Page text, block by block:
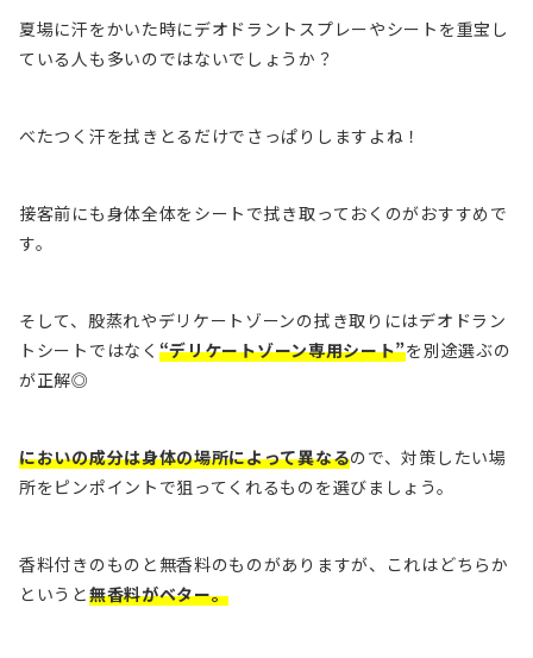
夏場に汗をかいた時にデオドラントスプレーやシートを重宝し
ている人も多いのではないでしょうか？
べたつく汗を拭きとるだけでさっぱりしますよね！
接客前にも身体全体をシートで拭き取っておくのがおすすめで
す。
そして、股蒸れやデリケートゾーンの拭き取りにはデオドラン
トシートではなく “デリケートゾーン専用シート”を別途選ぶの
が正解◎
においの成分は身体の場所によって異なるので、対策したい場
所をピンポイントで狙ってくれるものを選びましょう。
香料付きのものと無香料のものがありますが、これはどちらか
というと無香料がベター。